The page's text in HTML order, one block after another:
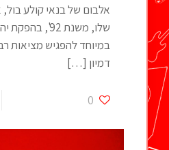
אלבום של בנאי קולע
שלו, משנת 92',
במיוחד להפגיש מציאות
דמיון […]
0